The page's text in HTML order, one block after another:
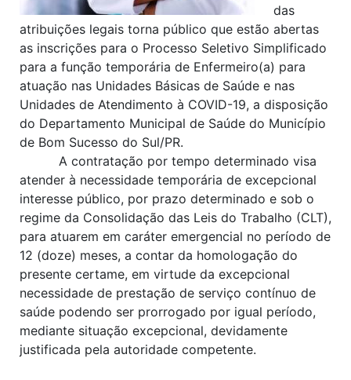
das
atribuições legais torna público que estão abertas
as inscrições para o Processo Seletivo Simplificado
para a função temporária de Enfermeiro(a) para
atuação nas Unidades Básicas de Saúde e nas
Unidades de Atendimento à COVID-19, a disposição
do Departamento Municipal de Saúde do Município
de Bom Sucesso do Sul/PR.
A contratação por tempo determinado visa
atender à necessidade temporária de excepcional
interesse público, por prazo determinado e sob o
regime da Consolidação das Leis do Trabalho (CLT),
para atuarem em caráter emergencial no período de
12 (doze) meses, a contar da homologação do
presente certame, em virtude da excepcional
necessidade de prestação de serviço contínuo de
saúde podendo ser prorrogado por igual período,
mediante situação excepcional, devidamente
justificada pela autoridade competente.